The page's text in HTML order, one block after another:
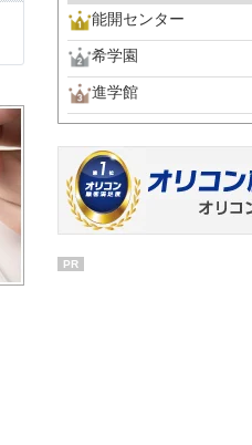
能開センター
希学園
進学館
PR